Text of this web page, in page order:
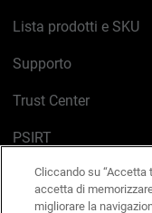
Lista prodotti e SKU
Supporto
Trust Center
PSIRT
Politica sui cookie
Cliccando su “Accetta
accetta di
migliorare la